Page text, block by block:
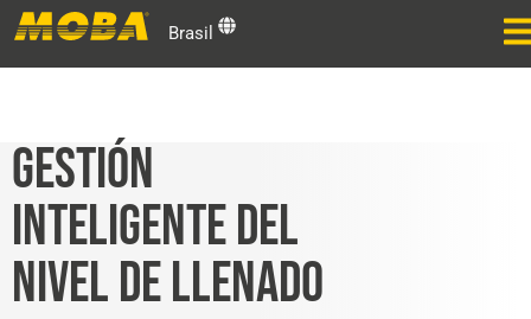
Brasil
GESTIÓN
INTELIGENTE DEL
NIVEL DE LLENADO